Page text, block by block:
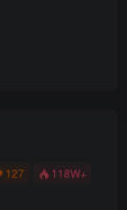
127 118W+